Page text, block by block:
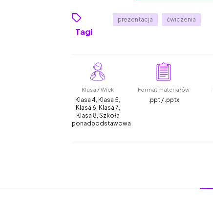
Tagi
prezentacja ćwiczenia
Klasa / Wiek
Klasa 4, Klasa 5,
Klasa 6, Klasa 7,
Klasa 8, Szkoła
ponadpodstawowa
Format materiałów
.ppt / .pptx